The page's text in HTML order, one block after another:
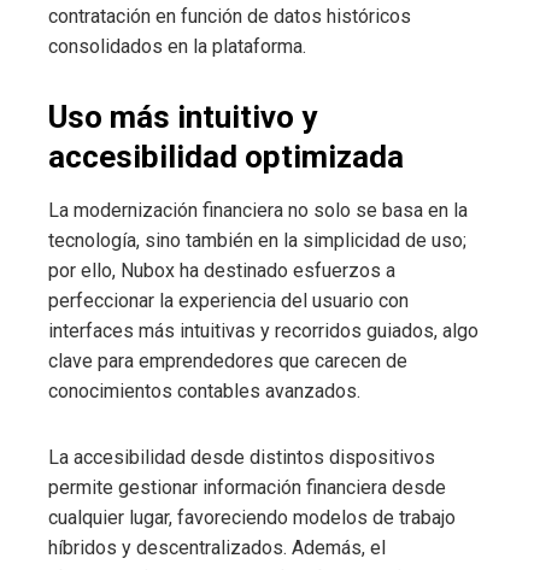
contratación en función de datos históricos
consolidados en la plataforma.
Uso más intuitivo y
accesibilidad optimizada
La modernización financiera no solo se basa en la
tecnología, sino también en la simplicidad de uso;
por ello, Nubox ha destinado esfuerzos a
perfeccionar la experiencia del usuario con
interfaces más intuitivas y recorridos guiados, algo
clave para emprendedores que carecen de
conocimientos contables avanzados.
La accesibilidad desde distintos dispositivos
permite gestionar información financiera desde
cualquier lugar, favoreciendo modelos de trabajo
híbridos y descentralizados. Además, el